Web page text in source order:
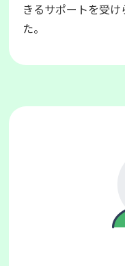
きるサポートを受
た。